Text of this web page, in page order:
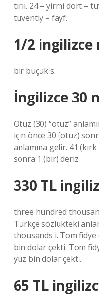
tırii. 24 – yirmi dört –
tüventiy – fayf.
1/2 ingilizce
bir buçuk s.
İngilizce 30
Otuz (30) “otuz”
için önce 30 (otuz)
anlamına gelir. 41
sonra 1 (bir) deriz.
330 TL
three hundred
Türkçe sözlükteki
thousands i. Tom fidye
bin dolar çekti. Tom
yüz bin dolar çekti.
65 TL